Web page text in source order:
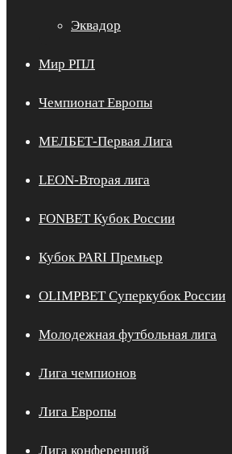
Эквадор
Мир РПЛ
Чемпионат Европы
МЕЛБЕТ-Первая Лига
LEON-Вторая лига
FONBET Кубок России
Кубок PARI Премьер
OLIMPBET Суперкубок России
Молодежная футбольная лига
Лига чемпионов
Лига Европы
Лига конференций